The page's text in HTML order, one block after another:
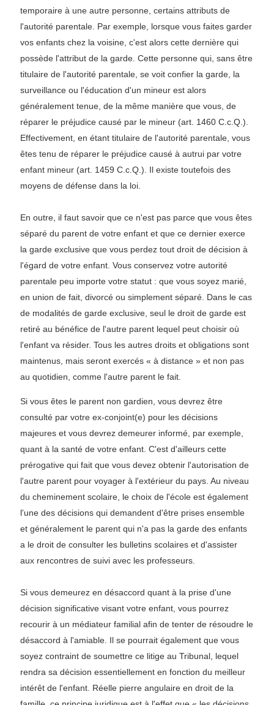
temporaire à une autre personne, certains attributs de
l'autorité parentale. Par exemple, lorsque vous faites garder
vos enfants chez la voisine, c'est alors cette dernière qui
possède l'attribut de la garde. Cette personne qui, sans être
titulaire de l'autorité parentale, se voit confier la garde, la
surveillance ou l'éducation d'un mineur est alors
généralement tenue, de la même manière que vous, de
réparer le préjudice causé par le mineur (art. 1460 C.c.Q.).
Effectivement, en étant titulaire de l'autorité parentale, vous
êtes tenu de réparer le préjudice causé à autrui par votre
enfant mineur (art. 1459 C.c.Q.). Il existe toutefois des
moyens de défense dans la loi.
En outre, il faut savoir que ce n'est pas parce que vous êtes
séparé du parent de votre enfant et que ce dernier exerce
la garde exclusive que vous perdez tout droit de décision à
l'égard de votre enfant. Vous conservez votre autorité
parentale peu importe votre statut : que vous soyez marié,
en union de fait, divorcé ou simplement séparé. Dans le cas
de modalités de garde exclusive, seul le droit de garde est
retiré au bénéfice de l'autre parent lequel peut choisir où
l'enfant va résider. Tous les autres droits et obligations sont
maintenus, mais seront exercés « à distance » et non pas
au quotidien, comme l'autre parent le fait.
Si vous êtes le parent non gardien, vous devrez être
consulté par votre ex-conjoint(e) pour les décisions
majeures et vous devrez demeurer informé, par exemple,
quant à la santé de votre enfant. C'est d'ailleurs cette
prérogative qui fait que vous devez obtenir l'autorisation de
l'autre parent pour voyager à l'extérieur du pays. Au niveau
du cheminement scolaire, le choix de l'école est également
l'une des décisions qui demandent d'être prises ensemble
et généralement le parent qui n'a pas la garde des enfants
a le droit de consulter les bulletins scolaires et d'assister
aux rencontres de suivi avec les professeurs.
Si vous demeurez en désaccord quant à la prise d'une
décision significative visant votre enfant, vous pourrez
recourir à un médiateur familial afin de tenter de résoudre le
désaccord à l'amiable. Il se pourrait également que vous
soyez contraint de soumettre ce litige au Tribunal, lequel
rendra sa décision essentiellement en fonction du meilleur
intérêt de l'enfant. Réelle pierre angulaire en droit de la